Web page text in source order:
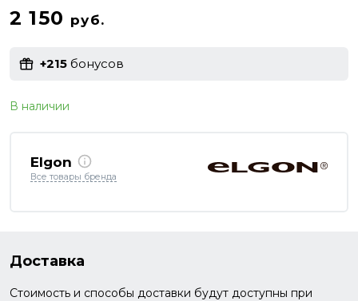
2 150 руб.
+215 бонусов
В наличии
Elgon
Все товары бренда
Доставка
Стоимость и способы доставки будут доступны при